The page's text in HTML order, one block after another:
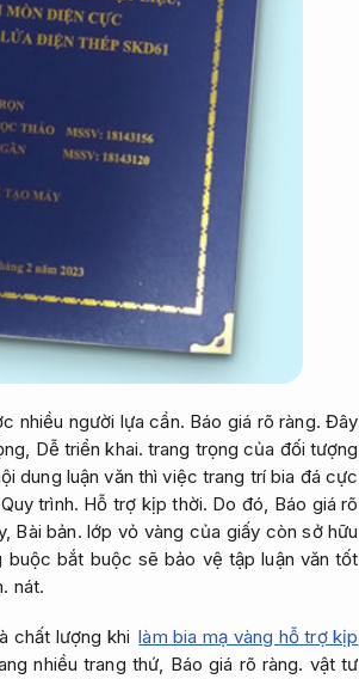
nhiều người lựa cần. Báo giá rõ ràng. Đây
Dễ triển khai. trang trọng của đối tượng
dung luận văn thì việc trang trí bia đá cực
Quy trình. Hỗ trợ kịp thời. Do đó, Báo giá rõ
Bài bản. lớp vỏ vàng của giấy còn sở hữu
buộc bắt buộc sẽ bảo vệ tập luận văn tốt
nát.
chất lượng khi làm bia mạ vàng hỗ trợ kịp
nhiều trang thứ, Báo giá rõ ràng. vật tư